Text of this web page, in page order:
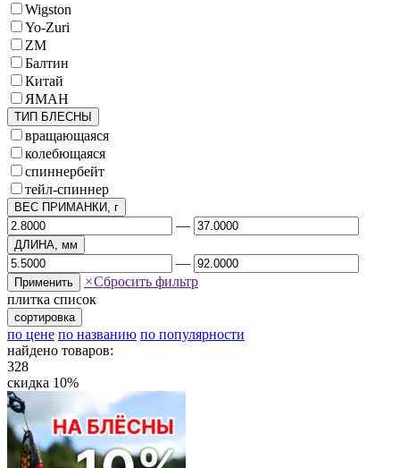
Wigston
Yo-Zuri
ZM
Балтин
Китай
ЯМАН
ТИП БЛЕСНЫ
вращающаяся
колебющаяся
спиннербейт
тейл-спиннер
ВЕС ПРИМАНКИ, г
—
ДЛИНА, мм
—
Применить ×Сбросить фильтр
плитка список
сортировка
по цене по названию по популярности
найдено товаров:
328
скидка 10%